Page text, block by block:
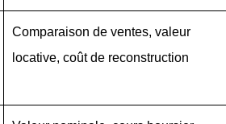
Comparaison de ventes, valeur
locative, coût de reconstruction